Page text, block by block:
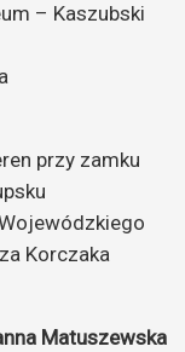
– Kaszubski
przy zamku
Korczaka
Matuszewska